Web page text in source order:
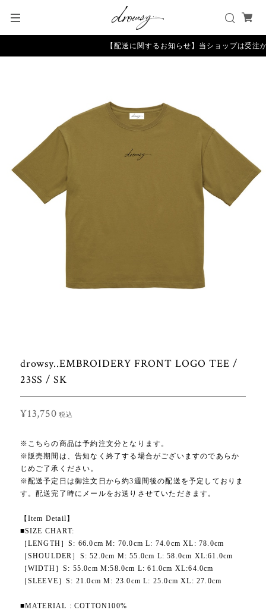
【配送に関するお知らせ】当ショップは受注
drowsy..EMBROIDERY FRONT LOGO TEE /
23SS / SK
¥13,750 税込
※こちらの商品は予約注文分となります。
※販売期間は、告知なく終了する場合がございますのであらか
じめご了承ください。
※配送予定日は御注文日から約3週間後の配送を予定しておりま
す。配送完了時にメールをお送りさせていただきます。
【Item Detail】
■SIZE CHART:
［LENGTH］S: 66.0cm M: 70.0cm L: 74.0cm XL: 78.0cm
［SHOULDER］S: 52.0cm M: 55.0cm L: 58.0cm XL:61.0cm
［WIDTH］S: 55.0cm M:58.0cm L: 61.0cm XL:64.0cm
［SLEEVE］S: 21.0cm M: 23.0cm L: 25.0cm XL: 27.0cm
■MATERIAL : COTTON100%